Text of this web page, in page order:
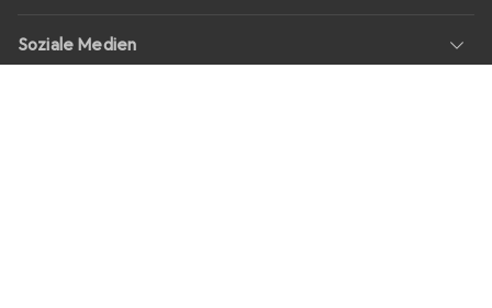
Soziale Medien